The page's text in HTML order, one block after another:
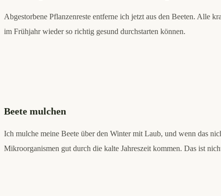
Abgestorbene Pflanzenreste entferne ich jetzt aus den Beeten. Alle
im Frühjahr wieder so richtig gesund durchstarten können.
Beete mulchen
Ich mulche meine Beete über den Winter mit Laub, und wenn das
Mikroorganismen gut durch die kalte Jahreszeit kommen. Das ist